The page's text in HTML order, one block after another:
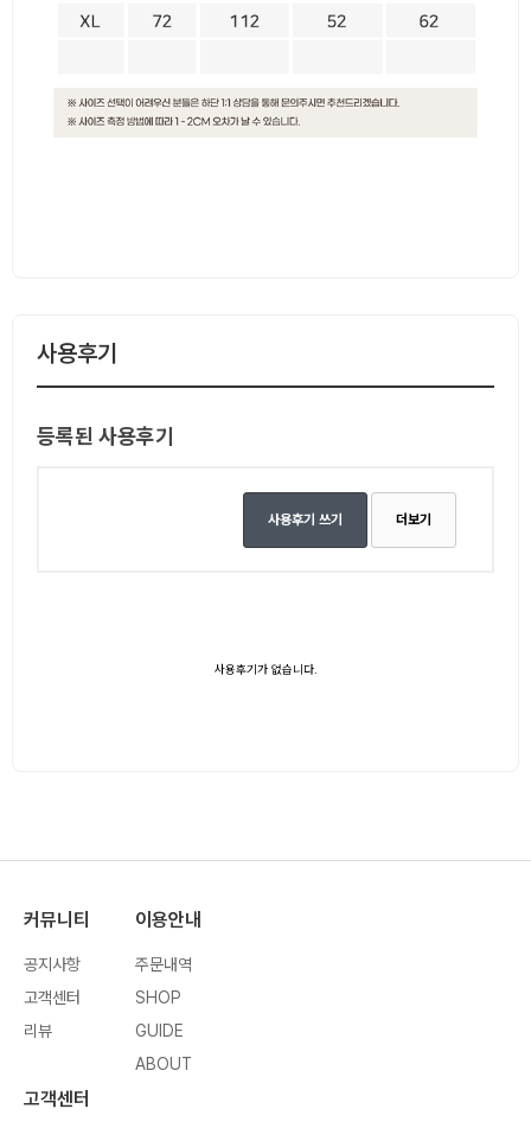
사용후기
등록된 사용후기
사용후기 쓰기 더보기
사용후기가 없습니다.
커뮤니티
공지사항
고객센터
리뷰
이용안내
주문내역
SHOP
GUIDE
ABOUT
고객센터